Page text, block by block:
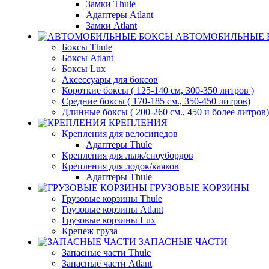
Замки Thule
Адаптеры Atlant
Замки Atlant
АВТОМОБИЛЬНЫЕ
Боксы Thule
Боксы Atlant
Боксы Lux
Аксессуары для боксов
Короткие боксы ( 125-140 см, 300-350 литров )
Средние боксы ( 170-185 см., 350-450 литров)
Длинные боксы ( 200-260 см., 450 и более литров)
КРЕПЛЕНИЯ
Крепления для велосипедов
Адаптеры Thule
Крепления для лыж/сноубордов
Крепления для лодок/каяков
Адаптеры Thule
ГРУЗОВЫЕ КОРЗИНЫ
Грузовые корзины Thule
Грузовые корзины Atlant
Грузовые корзины Lux
Крепеж груза
ЗАПАСНЫЕ ЧАСТИ
Запасные части Thule
Запасные части Atlant